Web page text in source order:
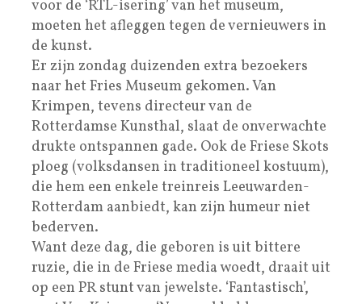
voor de ‘RTL-isering’ van het museum,
moeten het afleggen tegen de vernieuwers in
de kunst.
Er zijn zondag duizenden extra bezoekers
naar het Fries Museum gekomen. Van
Krimpen, tevens directeur van de
Rotterdamse Kunsthal, slaat de onverwachte
drukte ontspannen gade. Ook de Friese Skots
ploeg (volksdansen in traditioneel kostuum),
die hem een enkele treinreis Leeuwarden-
Rotterdam aanbiedt, kan zijn humeur niet
bederven.
Want deze dag, die geboren is uit bittere
ruzie, die in de Friese media woedt, draait uit
op een PR stunt van jewelste. ‘Fantastisch’,